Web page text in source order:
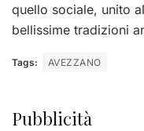
quello sociale, unito
bellissime tradizioni
Tags: AVEZZANO
Pubblicità